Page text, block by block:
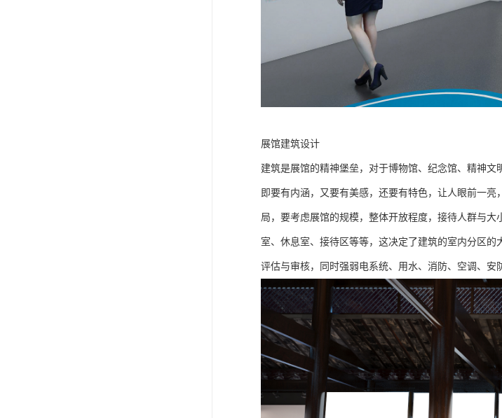
展馆建筑设计
建筑是展馆的精神堡垒，对于博物馆、纪念馆、精神文
即要有内涵，又要有美感，还要有特色，让人眼前一
局，要考虑展馆的规模，整体开放程度，接待人群与
室、休息室、接待区等等，这决定了建筑的室内分区
评估与审核，同时强弱电系统、用水、消防、空调、